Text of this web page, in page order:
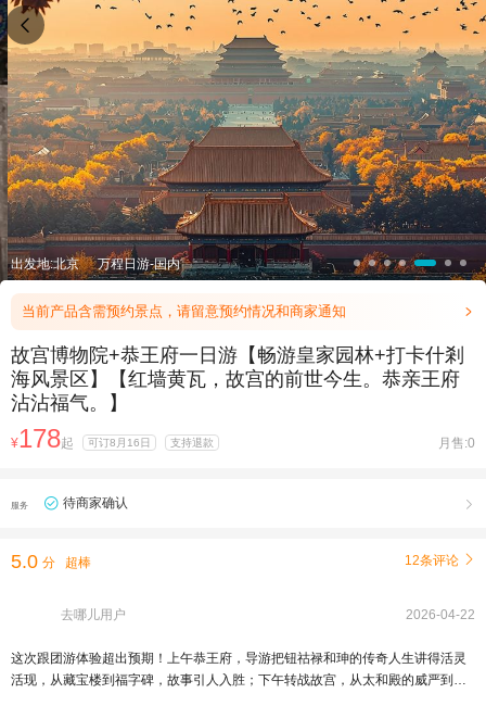
出发地:北京 万程日游-国内
当前产品含需预约景点，请留意预约情况和商家通知 
故宫博物院+恭王府一日游【畅游皇家园林+打卡什剎
海风景区】【红墙黄瓦，故宫的前世今生。恭亲王府
沾沾福气。】
¥178起 可订8月16日 支持退款 月售:0
服务 待商家确认 
5.0 分 超棒 12条评论 
去哪儿用户 2026-04-22
这次跟团游体验超出预期！上午恭王府，导游把钮祜禄和珅的传奇人生讲得活灵
活现，从藏宝楼到福字碑，故事引人入胜；下午转战故宫，从太和殿的威严到珍
